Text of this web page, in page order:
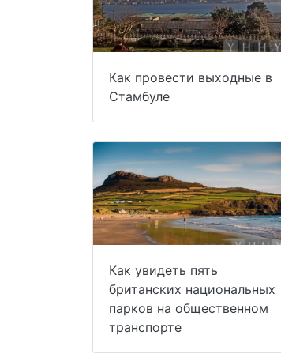
Как провести выходные в
Стамбуле
Как увидеть пять
британских национальных
парков на общественном
транспорте